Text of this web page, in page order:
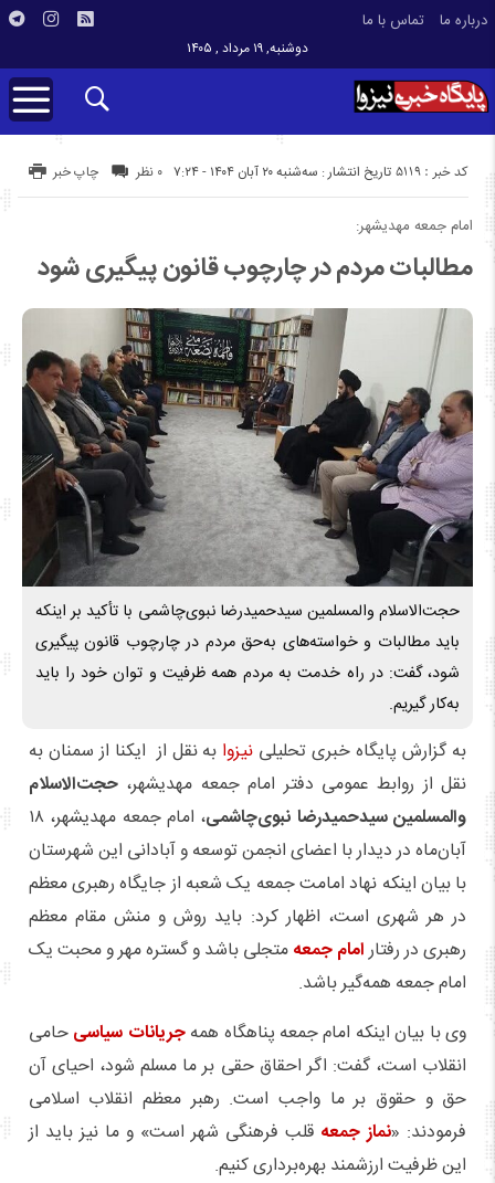
درباره ما تماس با ما
دوشنبه, ۱۹ مرداد , ۱۴۰۵
تاریخ انتشار : سه‌شنبه ۲۰ آبان ۱۴۰۴ - ۷:۲۴ کد خبر : 5119 چاپ خبر ۰ نظر
امام جمعه مهدیشهر:
مطالبات مردم در چارچوب قانون پیگیری شود
حجت‌الاسلام والمسلمین سیدحمیدرضا نبوی‌چاشمی با تأکید بر اینکه
باید مطالبات و خواسته‌های به‌حق مردم در چارچوب قانون پیگیری
شود، گفت: در راه خدمت به مردم همه ظرفیت و توان خود را باید
به‌کار گیریم.
به گزارش پایگاه خبری تحلیلی نیزوا به نقل از ایکنا از سمنان به
نقل از روابط عمومی دفتر امام جمعه مهدیشهر،حجت‌الاسلام
والمسلمین سیدحمیدرضا نبوی‌چاشمی
، امام جمعه مهدیشهر، ۱۸
آبان‌ماه در دیدار با اعضای انجمن توسعه و آبادانی این شهرستان
با بیان اینکه نهاد امامت جمعه یک شعبه از جایگاه رهبری معظم
در هر شهری است، اظهار کرد: باید روش و منش مقام معظم
رهبری در رفتارامام جمعهمتجلی باشد و گستره مهر و محبت یک
امام جمعه همه‌گیر باشد.
وی با بیان اینکه امام جمعه پناهگاه همهجریانات سیاسیحامی
انقلاب است، گفت: اگر احقاق حقی بر ما مسلم شود، احیای آن
حق‌ و حقوق بر ما واجب است. رهبر معظم انقلاب اسلامی
فرمودند: «نماز جمعه قلب فرهنگی شهر است» و ما نیز باید از
این ظرفیت ارزشمند بهره‌برداری کنیم.